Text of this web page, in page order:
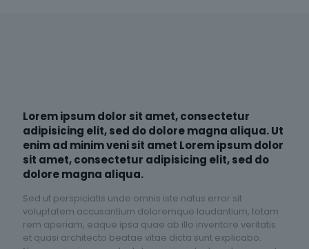
Lorem ipsum dolor sit amet, consectetur
adipisicing elit, sed do dolore magna aliqua. Ut
enim ad minim veni sit amet Lorem ipsum dolor
sit amet, consectetur adipisicing elit, sed do
dolore magna aliqua.
Sed ut perspiciatis unde omnis iste natus error sit
voluptatem accusantium doloremque laudantium, totam
rem aperiam, eaque ipsa quae ab illo inventore veritatis
et quasi architecto beatae vitae dicta sunt explicabo.